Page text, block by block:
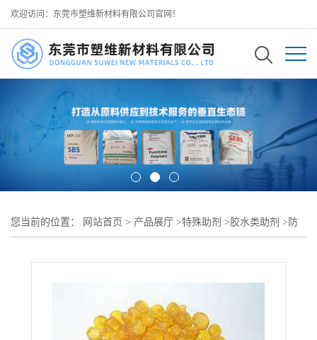
欢迎访问：东莞市塑维新材料有限公司官网！
您当前的位置： 网站首页 > 产品展厅 >特殊助剂 >胶水类助剂 > 防